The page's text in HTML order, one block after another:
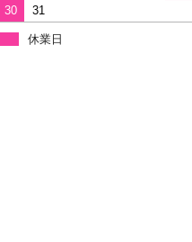
30
31
休業日